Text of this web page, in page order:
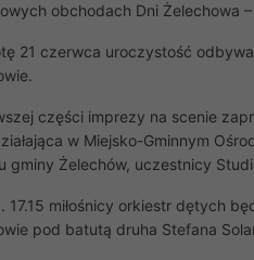
obchodach Dni Żelechowa
21 czerwca uroczystość
części imprezy na scenie
w Miejsko-Gminnym
gminy Żelechów, uczestnicy
17.15 miłośnicy orkiestr dętych
pod batutą druha Stefana